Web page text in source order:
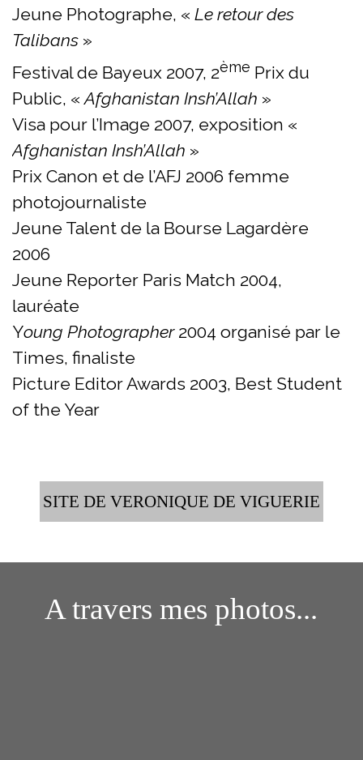
Jeune Photographe, « Le retour des
Talibans »
Festival de Bayeux 2007, 2ème Prix du
Public, «Afghanistan Insh’Allah »
Visa pour l’Image 2007, exposition «
Afghanistan Insh’Allah »
Prix Canon et de l’AFJ 2006 femme
photojournaliste
Jeune Talent de la Bourse Lagardère
2006
Jeune Reporter Paris Match 2004,
lauréate
Young Photographer2004 organisé par le
Times, finaliste
Picture Editor Awards 2003, Best Student
of the Year
SITE DE VERONIQUE DE VIGUERIE
A travers mes photos...